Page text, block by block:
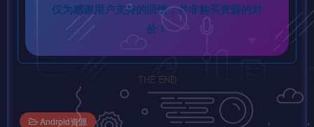
仅为感谢用户支持的回馈，并非购买资源的对
价！
THE END
Android资源